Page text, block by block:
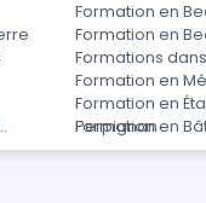
Formation en
Formation en
Formations
Formation en
Formation en
Perpignan
Formation en